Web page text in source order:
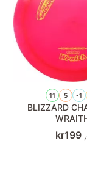
11 5 -1
BLIZZARD
kr199